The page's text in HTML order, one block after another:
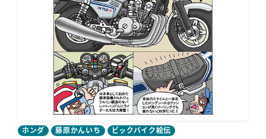
ホンダ 藤原かんいち
ビックバイク絵伝